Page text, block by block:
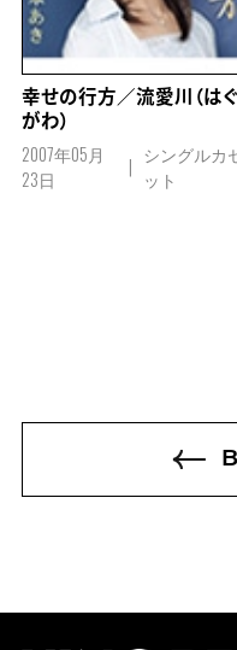
幸せの行方／流愛川（は
がわ）
2007年05月
23日
シングルカ
ット